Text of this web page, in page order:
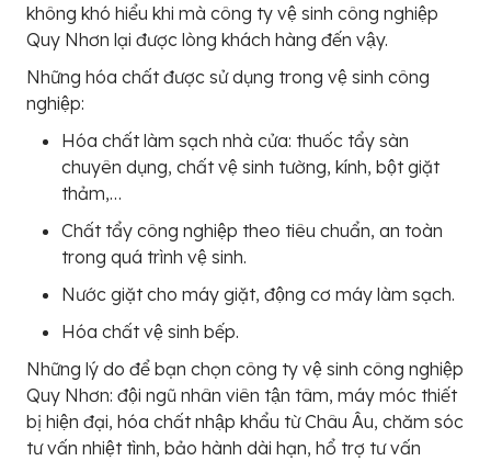
không khó hiểu khi mà công ty vệ sinh công nghiệp
Quy Nhơn lại được lòng khách hàng đến vậy.
Những hóa chất được sử dụng trong vệ sinh công
nghiệp:
Hóa chất làm sạch nhà cửa: thuốc tẩy sàn
chuyên dụng, chất vệ sinh tường, kính, bột giặt
thảm,…
Chất tẩy công nghiệp theo tiêu chuẩn, an toàn
trong quá trình vệ sinh.
Nước giặt cho máy giặt, động cơ máy làm sạch.
Hóa chất vệ sinh bếp.
Những lý do để bạn chọn công ty vệ sinh công nghiệp
Quy Nhơn: đội ngũ nhân viên tận tâm, máy móc thiết
bị hiện đại, hóa chất nhập khẩu từ Châu Âu, chăm sóc
tư vấn nhiệt tình, bảo hành dài hạn, hổ trợ tư vấn